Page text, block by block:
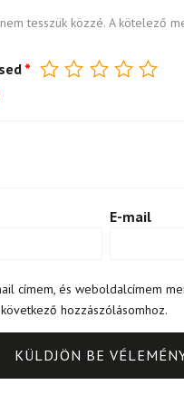
tesszük közzé. A kötelező
*
E-mail
címem, és weboldalcímem
hozzászólásomhoz.